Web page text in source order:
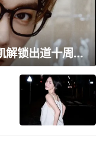
从复古休闲到先锋正装，许凯解锁出道十周年大片